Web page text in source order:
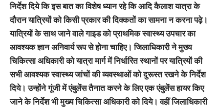
निर्देश दिये कि इस बात का विशेष ध्यान रहे कि आदि कैलाश यात्रा के
दौरान यात्रियों को किसी प्रकार की दिक्कतों का सामना न करना पढ़े।
यात्रियों के साथ जाने वाले गाइड को प्राथमिक स्वास्थ्य उपचार का
आवश्यक ज्ञान अनिवार्य रूप से होना चाहिए। जिलाधिकारी ने मुख्य
चिकित्सा अधिकारी को यात्रा मार्ग में निर्धारित स्थानों पर यात्रियों की
सभी आवश्यक स्वास्थ्य जांचों की व्यवस्थाओं को दुरूस्त रखने के निर्देश
दिये। उन्होंने गूंजी में एंबुलेंस तैनात करने के लिए एक एंबुलेंस हायर किए
जाने के निर्देश भी मुख्य चिकित्सा अधिकारी को दिये। वहीं जिलाधिकारी